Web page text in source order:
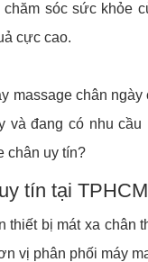
sóc sức
cực cao.
massage chân
và đang có nhu
chân uy tín?
tín tại TPHCM
bị mát xa chân
vị phân phối máy